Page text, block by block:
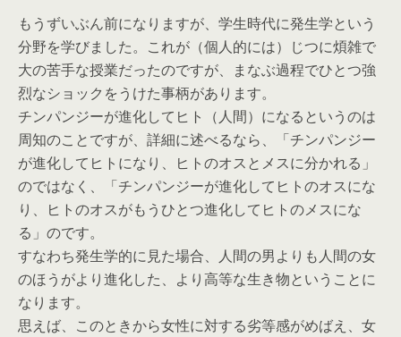
もうずいぶん前になりますが、学生時代に発生学という
分野を学びました。これが（個人的には）じつに煩雑で
大の苦手な授業だったのですが、まなぶ過程でひとつ強
烈なショックをうけた事柄があります。
チンパンジーが進化してヒト（人間）になるというのは
周知のことですが、詳細に述べるなら、「チンパンジー
が進化してヒトになり、ヒトのオスとメスに分かれる」
のではなく、「チンパンジーが進化してヒトのオスにな
り、ヒトのオスがもうひとつ進化してヒトのメスにな
る」のです。
すなわち発生学的に見た場合、人間の男よりも人間の女
のほうがより進化した、より高等な生き物ということに
なります。
思えば、このときから女性に対する劣等感がめばえ、女